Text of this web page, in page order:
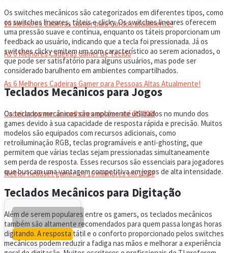
10 Melhores Cadeiras Gamer para Gordos atualmente!
As 6 Melhores Cadeiras Gamer de Tecido
As 6 Melhores Cadeiras Gamer para Pessoas Altas Atualmente!
Cadeiras gamer: as melhores opções até R$ 800!
HEADSET
Melhor headset gamer: os 10 melhores em 2024!
Os switches mecânicos são categorizados em diferentes tipos, como
os switches lineares, táteis e clicky. Os switches lineares oferecem
uma pressão suave e contínua, enquanto os táteis proporcionam um
feedback ao usuário, indicando que a tecla foi pressionada. Já os
switches clicky emitem um som característico ao serem acionados, o
que pode ser satisfatório para alguns usuários, mas pode ser
considerado barulhento em ambientes compartilhados.
Teclados Mecânicos para Jogos
Os teclados mecânicos são amplamente utilizados no mundo dos
games devido à sua capacidade de resposta rápida e precisão. Muitos
modelos são equipados com recursos adicionais, como
retroiluminação RGB, teclas programáveis e anti-ghosting, que
permitem que várias teclas sejam pressionadas simultaneamente
sem perda de resposta. Esses recursos são essenciais para jogadores
que buscam uma vantagem competitiva em jogos de alta intensidade.
Teclados Mecânicos para Digitação
Além de serem populares entre os gamers, os teclados mecânicos
também são altamente recomendados para quem passa longas horas
digitando. A resposta tátil e o conforto proporcionado pelos switches
mecânicos podem reduzir a fadiga nas mãos e melhorar a experiência